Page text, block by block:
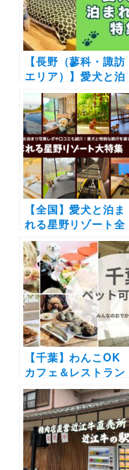
【長野（蓼科・諏訪
エリア）】愛犬と泊
まれる宿15選！超大
型犬ウェルカムの宿
からドッグラン完備
の宿までを厳選（お
でかけレポートあ
り）
【全国】愛犬と泊ま
れる星野リゾート全
42施設大特集！実際
のお泊まり写真レポ
や口コミも | 大切な
ペットと特別な旅行
を楽しもう♪
【千葉】わんこOK
カフェ＆レストラン
19選｜ドッグラン併
設店や豪快な海鮮丼
にラーメンも！実際
のおでかけレポをエ
リア別に紹介します
♪